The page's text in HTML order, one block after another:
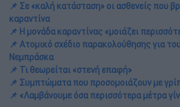
📌 Σε «καλή κατάσταση» οι ασθενείς που
καραντίνα
📌 Η μονάδα καραντίνας «μοιάζει
📌 Ατομικό σχέδιο παρακολούθησης για
Νεμπράσκα
📌 Τι θεωρείται «στενή επαφή»
📌 Συμπτώματα που προσομοιάζουν με
📌 «Λαμβάνουμε όσα περισσότερα μέτρα